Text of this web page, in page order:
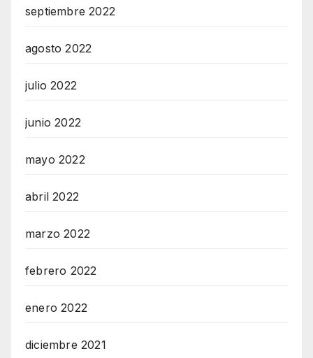
septiembre 2022
agosto 2022
julio 2022
junio 2022
mayo 2022
abril 2022
marzo 2022
febrero 2022
enero 2022
diciembre 2021